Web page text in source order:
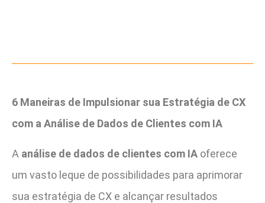
6 Maneiras de Impulsionar sua Estratégia de CX
com a Análise de Dados de Clientes com IA
A análise de dados de clientes com IA oferece
um vasto leque de possibilidades para aprimorar
sua estratégia de CX e alcançar resultados